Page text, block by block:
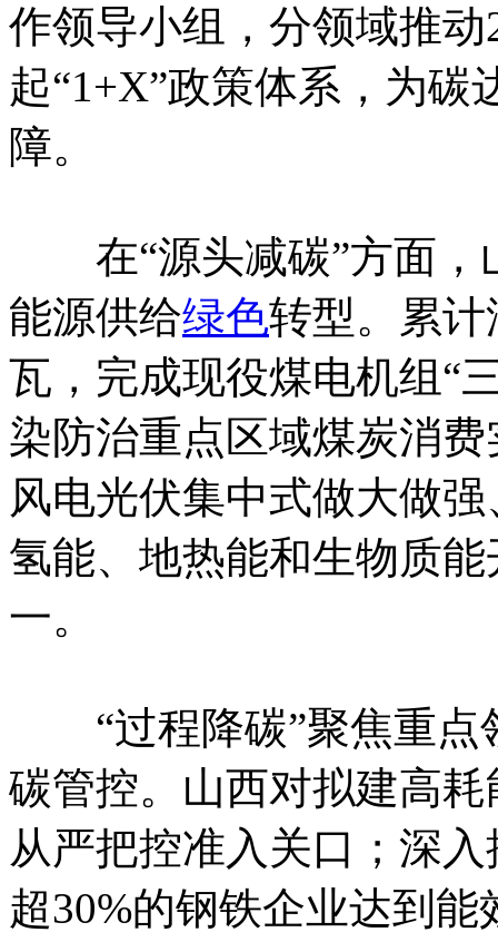
作领导小组，分领域推
起“1+X”政策体系，为
障。
在“源头减碳”方面，
能源供给绿色转型。累计
瓦，完成现役煤电机组“
染防治重点区域煤炭消
风电光伏集中式做大做
氢能、地热能和生物质
一。
“过程降碳”聚焦重点
碳管控。山西对拟建高
从严把控准入关口；深
超30%的钢铁企业达到